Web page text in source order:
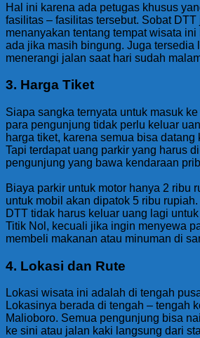
Hal ini karena ada petugas khusus
fasilitas – fasilitas tersebut. Sobat DTT
menanyakan tentang tempat wisata
ada jika masih bingung. Juga tersedia
menerangi jalan saat hari sudah
3. Harga Tiket
Siapa sangka ternyata untuk masuk
para pengunjung tidak perlu keluar
harga tiket, karena semua bisa datang
Tapi terdapat uang parkir yang harus
pengunjung yang bawa kendaraan
Biaya parkir untuk motor hanya 2 ribu
untuk mobil akan dipatok 5 ribu
DTT tidak harus keluar uang lagi
Titik Nol, kecuali jika ingin menyewa
membeli makanan atau minuman di
4. Lokasi dan Rute
Lokasi wisata ini adalah di tengah
Lokasinya berada di tengah – tengah
Malioboro. Semua pengunjung bisa
ke sini atau jalan kaki langsung dari